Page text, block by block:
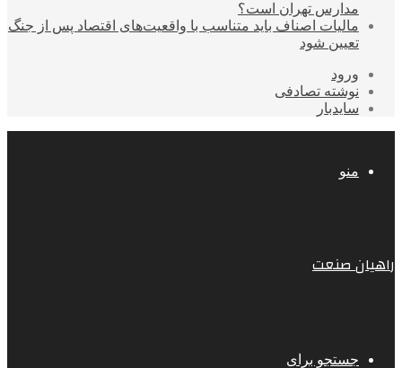
مدارس تهران است؟
مالیات اصناف باید متناسب با واقعیت‌های اقتصاد پس از جنگ
تعیین شود
ورود
نوشته تصادفی
سایدبار
منو
راهیان صنعت
جستجو برای